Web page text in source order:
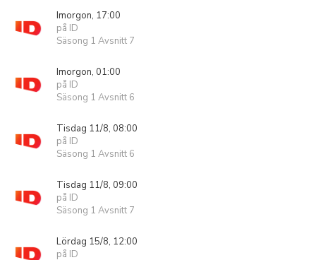
Imorgon, 17:00
på ID
Säsong 1 Avsnitt 7
Imorgon, 01:00
på ID
Säsong 1 Avsnitt 6
Tisdag 11/8, 08:00
på ID
Säsong 1 Avsnitt 6
Tisdag 11/8, 09:00
på ID
Säsong 1 Avsnitt 7
Lördag 15/8, 12:00
på ID